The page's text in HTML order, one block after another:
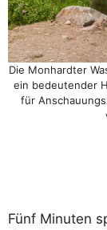
Die Monhardter
ein bedeutender
für
Fünf Minuten